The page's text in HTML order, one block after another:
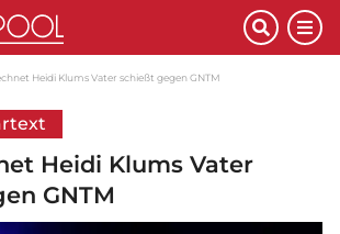
Heidi Klums Vater schießt gegen GNTM
Heidi Klums Vater
GNTM